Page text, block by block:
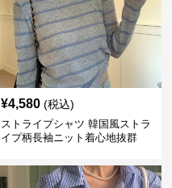
¥4,580 (税込)
ストライプシャツ 韓国風ストラ
イプ柄長袖ニット着心地抜群